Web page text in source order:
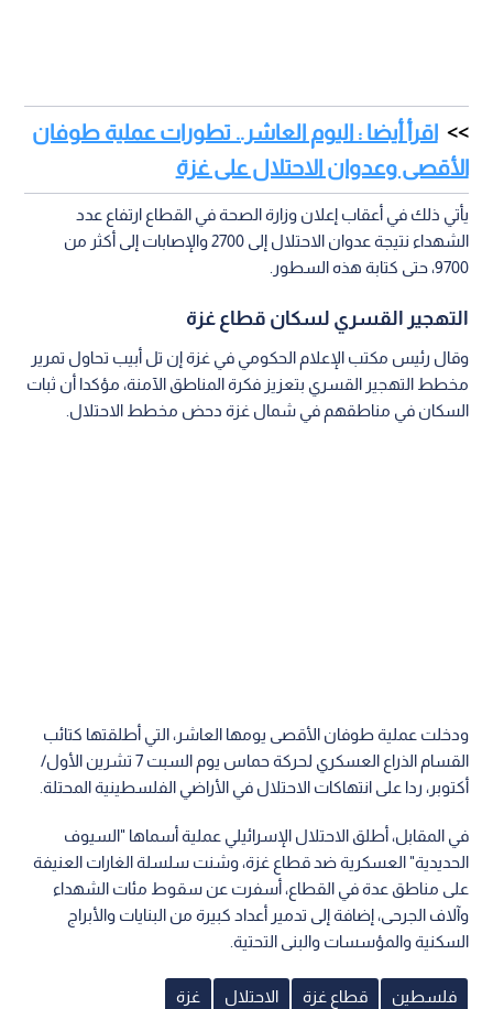
اقرأ أيضا : اليوم العاشر.. تطورات عملية طوفان
الأقصى وعدوان الاحتلال على غزة
يأتي ذلك في أعقاب إعلان وزارة الصحة في القطاع ارتفاع عدد
الشهداء نتيجة عدوان الاحتلال إلى 2700 والإصابات إلى أكثر من
9700، حتى كتابة هذه السطور.
التهجير القسري لسكان قطاع غزة
وقال رئيس مكتب الإعلام الحكومي في غزة إن تل أبيب تحاول تمرير
مخطط التهجير القسري بتعزيز فكرة المناطق الآمنة، مؤكدا أن ثبات
السكان في مناطقهم في شمال غزة دحض مخطط الاحتلال.
ودخلت عملية طوفان الأقصى يومها العاشر، التي أطلقتها كتائب
القسام الذراع العسكري لحركة حماس يوم السبت 7 تشرين الأول/
أكتوبر، ردا على انتهاكات الاحتلال في الأراضي الفلسطينية المحتلة.
في المقابل، أطلق الاحتلال الإسرائيلي عملية أسماها "السيوف
الحديدية" العسكرية ضد قطاع غزة، وشنت سلسلة الغارات العنيفة
على مناطق عدة في القطاع، أسفرت عن سقوط مئات الشهداء
وآلاف الجرحى، إضافة إلى تدمير أعداد كبيرة من البنايات والأبراج
السكنية والمؤسسات والبنى التحتية.
فلسطين قطاع غزة الاحتلال غزة